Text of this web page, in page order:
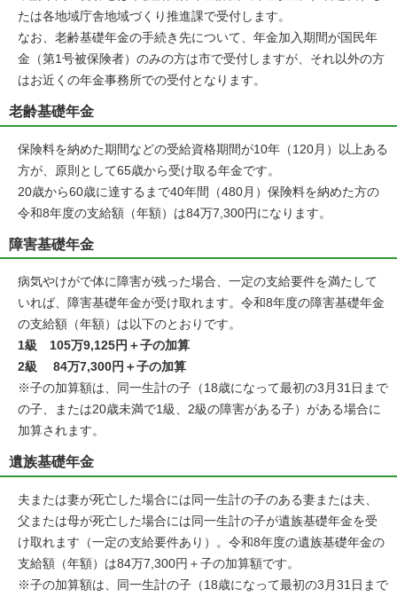
たは各地域庁舎地域づくり推進課で受付します。
なお、老齢基礎年金の手続き先について、年金加入期間が国民年
金（第1号被保険者）のみの方は市で受付しますが、それ以外の方
はお近くの年金事務所での受付となります。
老齢基礎年金
保険料を納めた期間などの受給資格期間が10年（120月）以上ある
方が、原則として65歳から受け取る年金です。
20歳から60歳に達するまで40年間（480月）保険料を納めた方の
令和8年度の支給額（年額）は84万7,300円になります。
障害基礎年金
病気やけがで体に障害が残った場合、一定の支給要件を満たして
いれば、障害基礎年金が受け取れます。令和8年度の障害基礎年金
の支給額（年額）は以下のとおりです。
1級 105万9,125円＋子の加算
2級 84万7,300円＋子の加算
※子の加算額は、同一生計の子（18歳になって最初の3月31日まで
の子、または20歳未満で1級、2級の障害がある子）がある場合に
加算されます。
遺族基礎年金
夫または妻が死亡した場合には同一生計の子のある妻または夫、
父または母が死亡した場合には同一生計の子が遺族基礎年金を受
け取れます（一定の支給要件あり）。令和8年度の遺族基礎年金の
支給額（年額）は84万7,300円＋子の加算額です。
※子の加算額は、同一生計の子（18歳になって最初の3月31日まで